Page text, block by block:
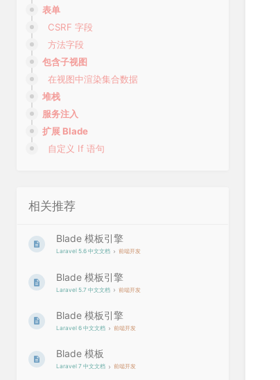
表单
CSRF 字段
方法字段
包含子视图
在视图中渲染集合数据
堆栈
服务注入
扩展 Blade
自定义 If 语句
相关推荐
Blade 模板引擎
Laravel 5.6 中文文档 前端开发
Blade 模板引擎
Laravel 5.7 中文文档 前端开发
Blade 模板引擎
Laravel 6 中文文档 前端开发
Blade 模板
Laravel 7 中文文档 前端开发